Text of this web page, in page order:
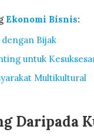
Ekonomi Bisnis:
Bijak
untuk
Multikultural
Daripada